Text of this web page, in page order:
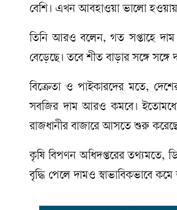
বেশি। এখন আবহাওয়া ভালো
তিনি আরও বলেন, গত সপ্তাহে দাম
বেড়েছে। তবে শীত বাড়ার সঙ্গে
বিক্রেতা ও পাইকারদের মতে,
সবজির দাম আরও কমবে।
রাজধানীর বাজারে আসতে শুরু
কৃষি বিপণন অধিদপ্তরের তথ্যমতে,
বৃদ্ধি পেলে দামও স্বাভাবিকভাবে